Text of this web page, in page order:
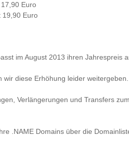
Euro
19,90 Euro
im August 2013 ihren Jahrespreis
diese Erhöhung leider weitergeben.
Verlängerungen und Transfers
.NAME Domains über die